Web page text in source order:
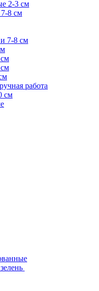
2-3 см
8 см
7-8 см
работа
см